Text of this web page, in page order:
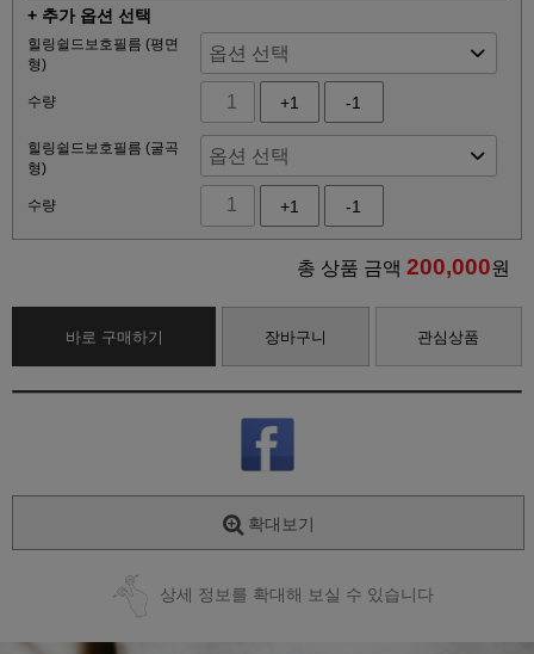
+ 추가 옵션 선택
힐링쉴드보호필름 (평면
형)
수량 +1 -1
힐링쉴드보호필름 (굴곡
형)
수량 +1 -1
총 상품 금액 200,000원
바로 구매하기 장바구니 관심상품
확대보기
상세 정보를 확대해 보실 수 있습니다